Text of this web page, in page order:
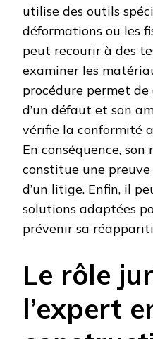
utilise des outils
déformations ou les
peut recourir à des
examiner les
procédure permet
d’un défaut et son
vérifie la conformité
En conséquence,
constitue une
d’un litige. Enfin, il
solutions adaptées
prévenir sa
Le rôle
l’expert